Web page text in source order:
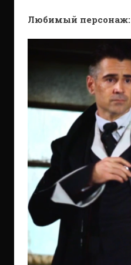
Любимый персонаж: